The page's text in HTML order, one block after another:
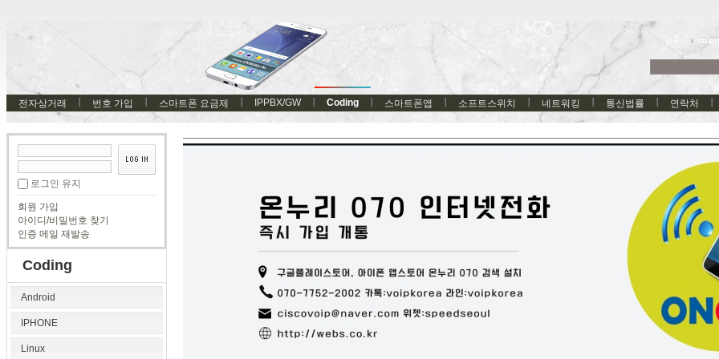
전자상거래 번호 가입 스마트폰 요금제 IPPBX/GW Coding 스마트폰앱 소프트스위치 네트워킹 통신법률 연락처
로그인 유지
회원 가입
아이디/비밀번호 찾기
인증 메일 재발송
Coding
Android
IPHONE
Linux